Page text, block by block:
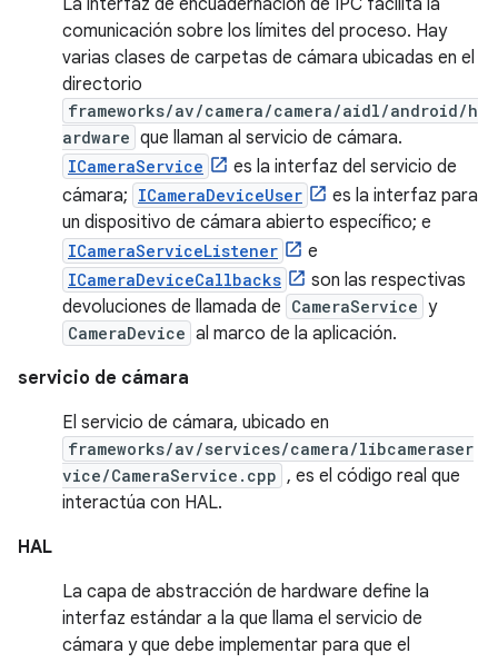
La interfaz de encuadernación de IPC facilita la
comunicación sobre los límites del proceso. Hay
varias clases de carpetas de cámara ubicadas en el
directorio
frameworks/av/camera/camera/aidl/android/h
ardware que llaman al servicio de cámara.
ICameraService
es la interfaz del servicio de
cámara; ICameraDeviceUser
es la interfaz para
un dispositivo de cámara abierto específico; e
ICameraServiceListener e
ICameraDeviceCallbacks
son las respectivas
devoluciones de llamada de CameraService y
CameraDevice al marco de la aplicación.
servicio de cámara
El servicio de cámara, ubicado en
frameworks/av/services/camera/libcameraser
vice/CameraService.cpp , es el código real que
interactúa con HAL.
HAL
La capa de abstracción de hardware define la
interfaz estándar a la que llama el servicio de
cámara y que debe implementar para que el